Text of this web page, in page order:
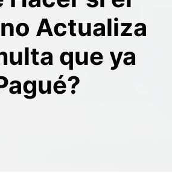
Actualiza
que ya